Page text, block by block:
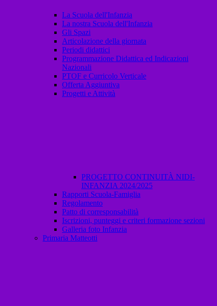
La Scuola dell'Infanzia
La nostra Scuola dell'Infanzia
Gli Spazi
Articolazione della giornata
Periodi didattici
Programmazione Didattica ed Indicazioni
Nazionali
PTOF e Curricolo Verticale
Offerta Aggiuntiva
Progetti e Attività
PROGETTO CONTINUITÀ NIDI-
INFANZIA 2024/2025
Rapporti Scuola-Famiglia
Regolamento
Patto di corresponsabilità
Iscrizioni, punteggi e criteri formazione sezioni
Galleria foto Infanzia
Primaria Matteotti